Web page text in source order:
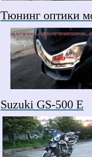
Тюнинг оптики
Suzuki GS-500 E